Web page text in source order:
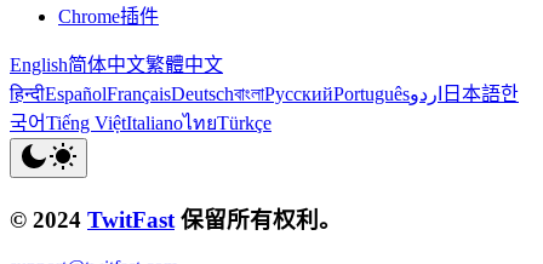
Chrome插件
English简体中文繁體中文
हिन्दीEspañolFrançaisDeutschবাংলাРусскийPortuguêsاردو 日本語한
국어Tiếng ViệtItalianoไทยTürkçe
© 2024 TwitFast 保留所有权利。